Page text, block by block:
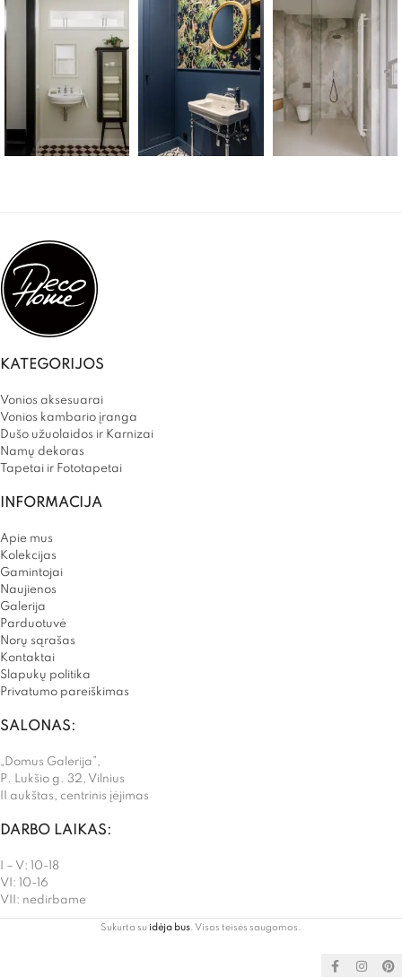
KATEGORIJOS
Vonios aksesuarai
Vonios kambario įranga
Dušo užuolaidos ir Karnizai
Namų dekoras
Tapetai ir Fototapetai
INFORMACIJA
Apie mus
Kolekcijas
Gamintojai
Naujienos
Galerija
Parduotuvė
Norų sąrašas
Kontaktai
Slapukų politika
Privatumo pareiškimas
SALONAS:
„Domus Galerija”,
P. Lukšio g. 32, Vilnius
II aukštas, centrinis įėjimas
DARBO LAIKAS:
I – V: 10-18
VI: 10-16
VII: nedirbame
Sukurta su idėja bus . Visos teisės saugomos.